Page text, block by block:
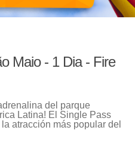
Maio - 1 Dia - Fire
del parque
Latina! El Single Pass
atracción más popular del